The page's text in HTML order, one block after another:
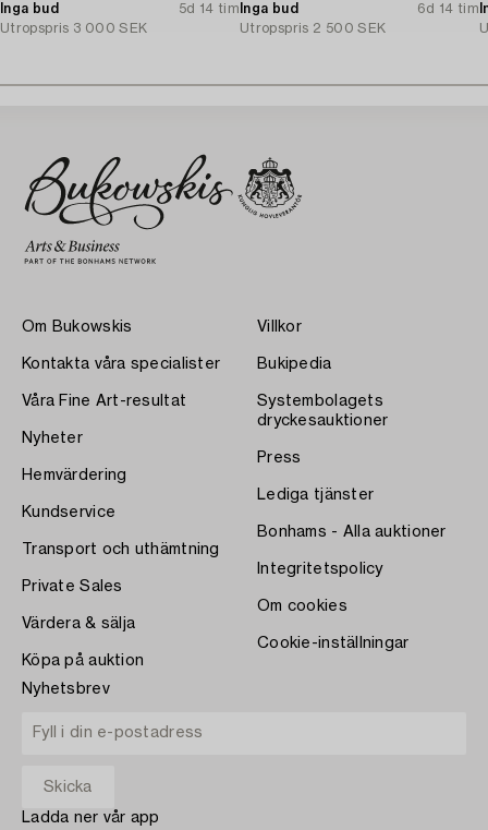
Inga bud
5d 14 tim
Utropspris 3 000 SEK
Inga bud
6d 14 tim
Utropspris 2 500 SEK
Om Bukowskis
Kontakta våra specialister
Våra Fine Art-resultat
Nyheter
Hemvärdering
Kundservice
Transport och uthämtning
Private Sales
Värdera & sälja
Köpa på auktion
Villkor
Bukipedia
Systembolagets
dryckesauktioner
Press
Lediga tjänster
Bonhams - Alla auktioner
Integritetspolicy
Om cookies
Cookie-inställningar
Nyhetsbrev
Ladda ner vår app